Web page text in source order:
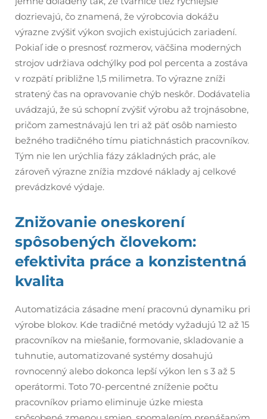
dozrievajú, čo znamená, že výrobcovia dokážu
výrazne zvýšiť výkon svojich existujúcich zariadení.
Pokiaľ ide o presnosť rozmerov, väčšina moderných
strojov udržiava odchýlky pod pol percenta a zostáva
v rozpätí približne 1,5 milimetra. To výrazne zníži
stratený čas na opravovanie chýb neskôr. Dodávatelia
uvádzajú, že sú schopní zvýšiť výrobu až trojnásobne,
pričom zamestnávajú len tri až päť osôb namiesto
bežného tradičného tímu piatichnástich pracovníkov.
Tým nie len urýchlia fázy základných prác, ale
zároveň výrazne znížia mzdové náklady aj celkové
prevádzkové výdaje.
Znižovanie oneskorení
spôsobených človekom:
efektivita práce a konzistentná
kvalita
Automatizácia zásadne mení pracovnú dynamiku pri
výrobe blokov. Kde tradičné metódy vyžadujú 12 až 15
pracovníkov na miešanie, formovanie, skladovanie a
tuhnutie, automatizované systémy dosahujú
rovnocenný alebo dokonca lepší výkon len s 3 až 5
operátormi. Toto 70-percentné zníženie počtu
pracovníkov priamo eliminuje úzke miesta